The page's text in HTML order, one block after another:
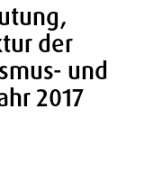
der
und
2017